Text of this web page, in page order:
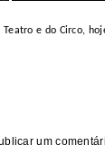
e do Circo,
um